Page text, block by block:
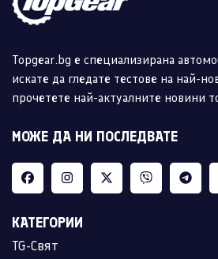
Topgear.bg е специализирана
искате да гледате тестове на най-
прочетете най-актуалните новини
МОЖЕ ДА НИ ПОСЛЕДВАТЕ
КАТЕГОРИИ
TG-Свят